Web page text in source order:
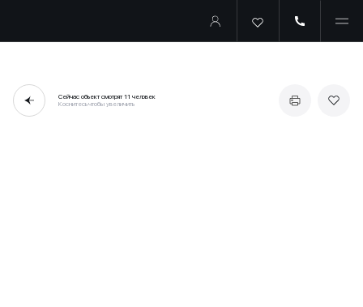
Сейчас объект смотрят11 человек
Коснитесь чтобы увеличить